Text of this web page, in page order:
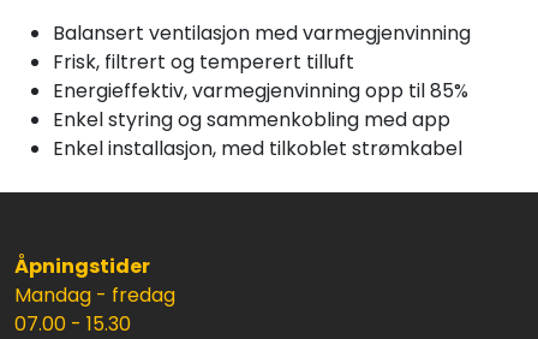
Balansert ventilasjon med varmegjenvinning
Frisk, filtrert og temperert tilluft
Energieffektiv, varmegjenvinning opp til 85%
Enkel styring og sammenkobling med app
Enkel installasjon, med tilkoblet strømkabel
Åpningstider
Mandag - fredag
07.00 - 15.30